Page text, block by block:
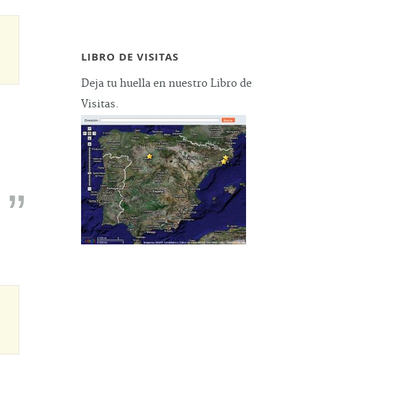
LIBRO DE VISITAS
Deja tu huella en nuestro Libro de
Visitas.